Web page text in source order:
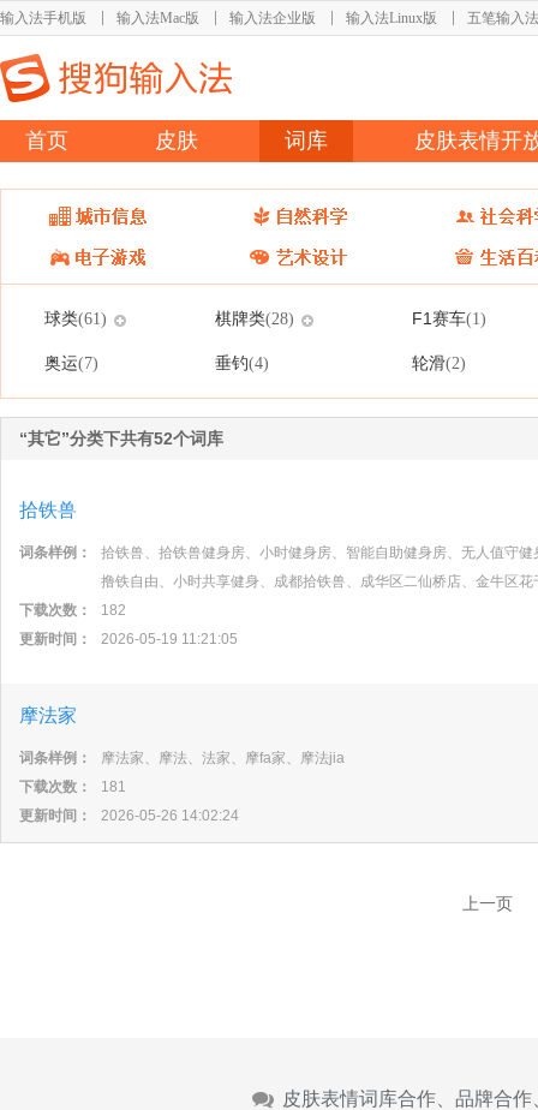
输入法手机版 输入法Mac版 输入法企业版 输入法Linux版 五笔输入法
首页 皮肤 词库 皮肤表情开
球类(61) 棋牌类(28) F1赛车(1)
奥运(7) 垂钓(4) 轮滑(2)
“其它”分类下共有52个词库
拾铁兽
词条样例：
拾铁兽、拾铁兽健身房、小时健身房、智能自助健身房、无人值守
撸铁自由、小时共享健身、成都拾铁兽、成华区二仙桥店、金牛区
下载次数：
182
更新时间：
2026-05-19 11:21:05
摩法家
词条样例：
摩法家、摩法、法家、摩fa家、摩法jia
下载次数：
181
更新时间：
2026-05-26 14:02:24
上一页
皮肤表情词库合作、品牌合